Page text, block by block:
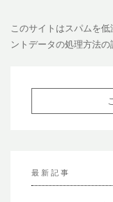
このサイトはスパムを
ントデータの処理方法
最新記事